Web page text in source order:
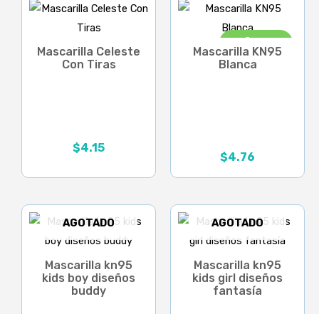
hasta
$2.02
Mascarilla Celeste
Con Tiras
$4.15
¡Oferta!
Mascarilla KN95
Blanca
era:
$6.80.
$4.76
es:
$4.76.
AGOTADO
Mascarilla kn95
kids boy diseños
buddy
AGOTADO
Mascarilla kn95
kids girl diseños
fantasía